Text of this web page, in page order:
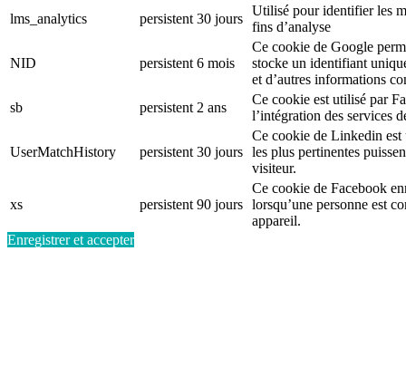
lms_analytics
persistent 30 jours
Utilisé pour identifier les
fins d’analyse
NID persistent 6 mois
Ce cookie de Google
stocke un identifiant
et d’autres informations
sb
persistent 2 ans
Ce cookie est utilisé par
l’intégration des services
UserMatchHistory persistent 30 jours
Ce cookie de Linkedin
les plus pertinentes
visiteur.
xs persistent 90 jours
Ce cookie de Facebook
lorsqu’une personne est
appareil.
Enregistrer et accepter